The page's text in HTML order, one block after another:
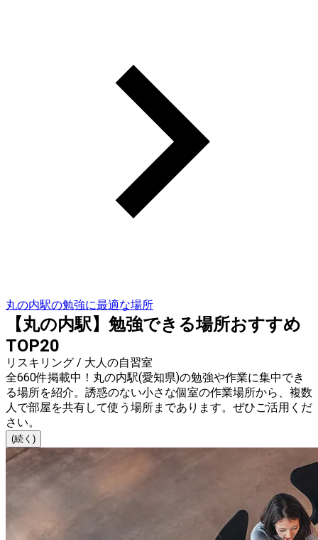
丸の内駅の勉強に最適な場所
【丸の内駅】勉強できる場所おすすめ
TOP20
リスキリング / 大人の自習室
全660件掲載中！丸の内駅(愛知県)の勉強や作業に集中でき
る場所を紹介。誘惑のない小さな個室の作業場所から、複数
人で部屋を共有して使う場所まであります。ぜひご活用くだ
さい。
(続く)